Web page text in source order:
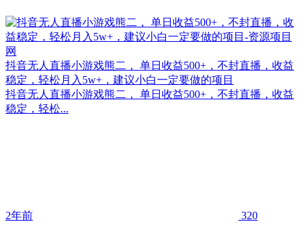
抖音无人直播小游戏熊二， 单日收益500+，不封直播，收益
稳定，轻松月入5w+，建议小白一定要做的项目
抖音无人直播小游戏熊二， 单日收益500+，不封直播，收益
稳定，轻松...
2年前 320